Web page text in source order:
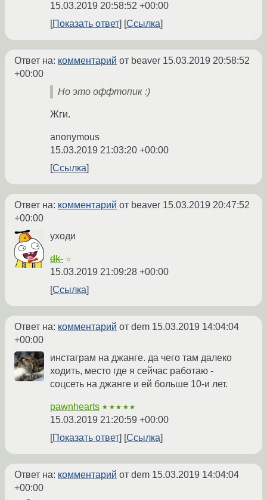
15.03.2019 20:58:52 +00:00
Показать ответ
Ссылка
Ответ на: комментарий от beaver 15.03.2019 20:58:52
+00:00
Но это оффтопик :)
Жги.
anonymous
15.03.2019 21:03:20 +00:00
Ссылка
Ответ на: комментарий от beaver 15.03.2019 20:47:52
+00:00
уходи
dk- ☆
15.03.2019 21:09:28 +00:00
Ссылка
Ответ на: комментарий от dem 15.03.2019 14:04:04
+00:00
инстаграм на джанге. да чего там далеко
ходить, место где я сейчас работаю -
соцсеть на джанге и ей больше 10-и лет.
pawnhearts ★★★★★
15.03.2019 21:20:59 +00:00
Показать ответ
Ссылка
Ответ на: комментарий от dem 15.03.2019 14:04:04
+00:00